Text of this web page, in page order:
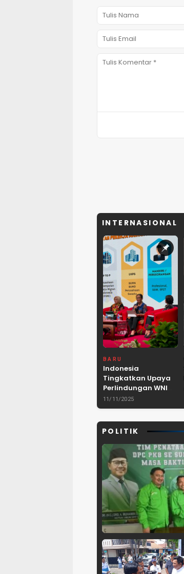
INTERNASIONAL
BARU
Indonesia
Tingkatkan Upaya
Perlindungan WNI
dan Pemberantasan
TPPO di Asia
11/11/2025
POLITIK